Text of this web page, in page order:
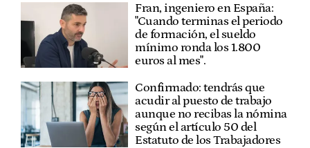
Fran, ingeniero en España:
"Cuando terminas el periodo
de formación, el sueldo
mínimo ronda los 1.800
euros al mes".
Confirmado: tendrás que
acudir al puesto de trabajo
aunque no recibas la nómina
según el artículo 50 del
Estatuto de los Trabajadores